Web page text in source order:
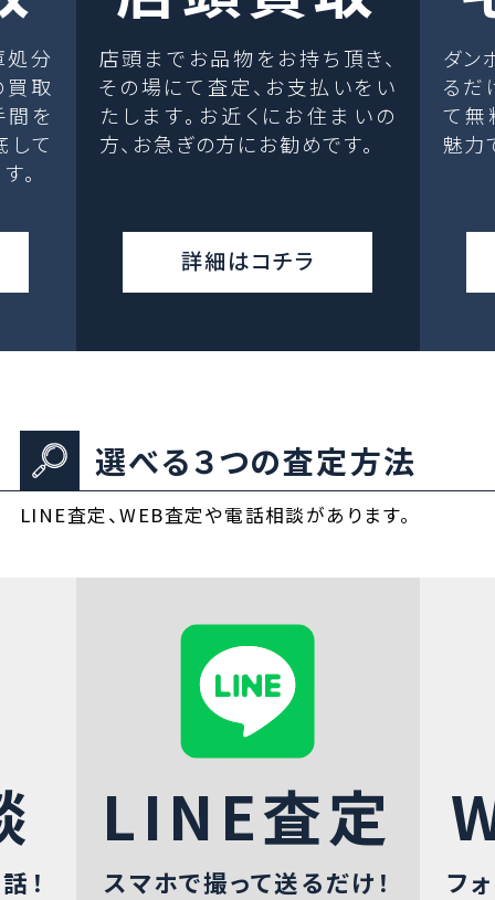
処分
取
間を
して
。
店頭までお品物をお持ち頂き、
その場にて査定、お支払いをい
たします。お近くにお住まいの
方、お急ぎの方にお勧めです。
詳細はコチラ
ダン
るだ
て無
魅力
選べる３つの査定方法
LINE査定、WEB査定や電話相談があります。
！
LINE査定
スマホで撮って送るだけ！ フ